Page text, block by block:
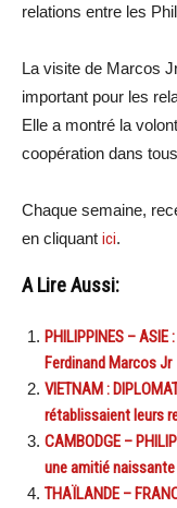
relations entre les
La visite de Marcos
important pour les
Elle a montré la
coopération dans
Chaque semaine,
en cliquant ici.
A Lire Aussi:
PHILIPPINES –
Ferdinand Marcos Jr
VIETNAM :
rétablissaient leurs
CAMBODGE –
une amitié naissante
THAÏLANDE –